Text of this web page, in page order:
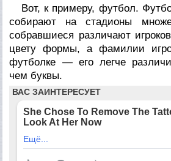
Вот, к примеру, футбол.
собирают на стадионы
собравшиеся различают
цвету формы, а фамилии
футболке — его легче
чем буквы.